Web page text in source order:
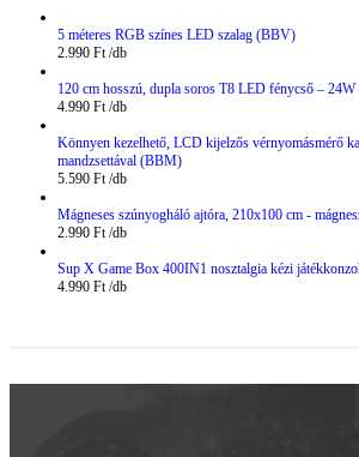
5 méteres RGB színes LED szalag (BBV)
2.990 Ft
120 cm hosszú, dupla soros T8 LED fénycső –
4.990 Ft
Könnyen kezelhető, LCD kijelzős vérnyomásmérő
mandzsettával (BBM)
5.590 Ft
Mágneses szúnyogháló ajtóra, 210x100 cm -
2.990 Ft
Sup X Game Box 400IN1 nosztalgia kézi
4.990 Ft